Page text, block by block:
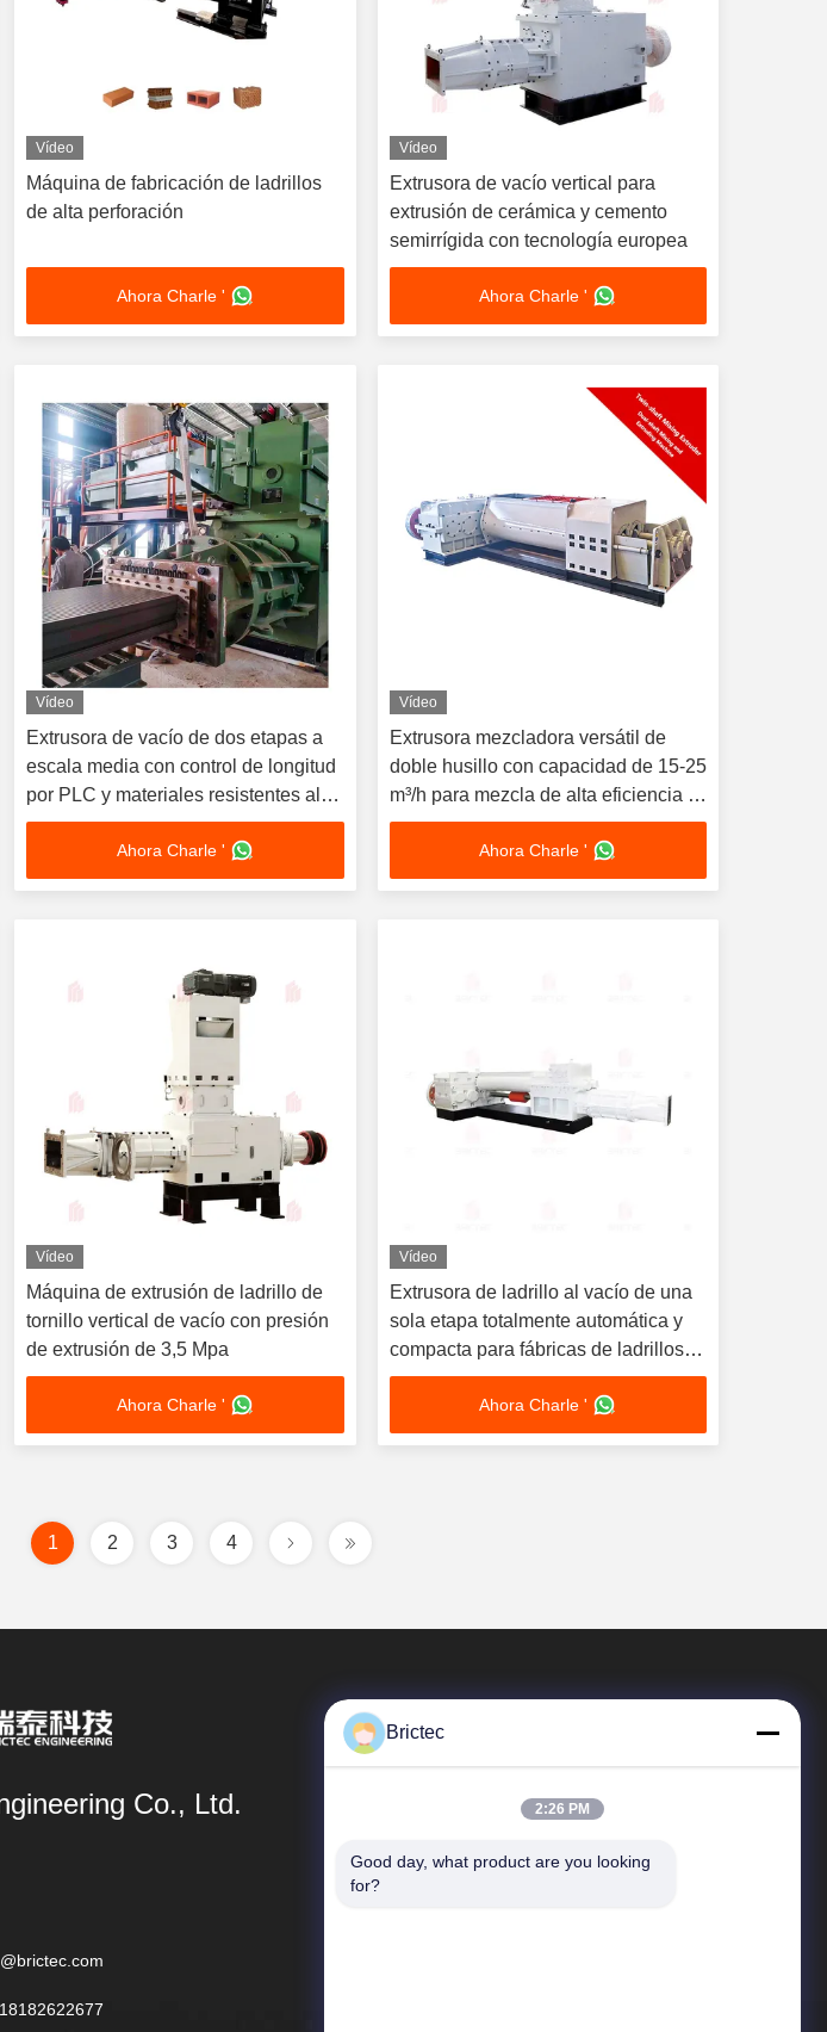
Vídeo
Máquina de fabricación de ladrillos
de alta perforación
Ahora Charle '
Vídeo
Extrusora de vacío vertical para
extrusión de cerámica y cemento
semirrígida con tecnología europea
Ahora Charle '
Vídeo
Extrusora de vacío de dos etapas a
escala media con control de longitud
por PLC y materiales resistentes al
desgaste para la producción de
ladrillos de arcilla
Ahora Charle '
Vídeo
Extrusora mezcladora versátil de
doble husillo con capacidad de 15-25
m³/h para mezcla de alta eficiencia y
moldeo por preextrusión
Ahora Charle '
Vídeo
Máquina de extrusión de ladrillo de
tornillo vertical de vacío con presión
de extrusión de 3,5 Mpa
Ahora Charle '
Vídeo
Extrusora de ladrillo al vacío de una
sola etapa totalmente automática y
compacta para fábricas de ladrillos
de arcilla pequeñas y medianas
Ahora Charle '
1 2 3 4
Co., Ltd.
Vínculos Rápidos
Brictec
2:26 PM
Good day, what product are you looking
for?